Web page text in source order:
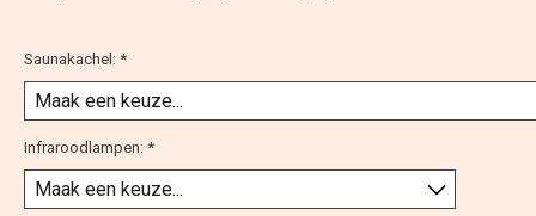
Saunakachel: *
Infraroodlampen: *